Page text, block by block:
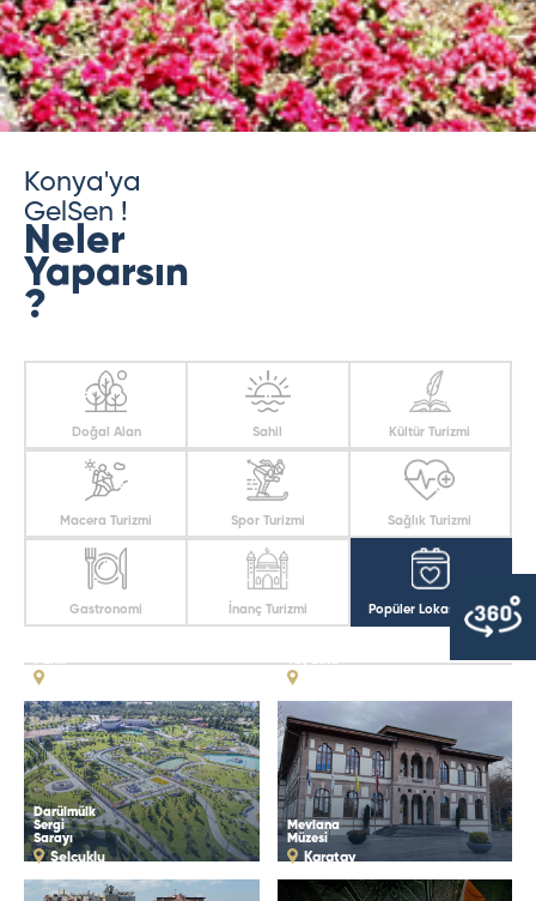
Konya'ya
GelSen !
Neler
Yaparsın
?
Doğal Alan Sahil Kültür Turizmi
Macera Turizmi Spor Turizmi Sağlık Turizmi
Gastronomi İnanç Turizmi
Popüler Lokasyonlar
Darülmülk
Sergi
Sarayı
Selçuklu
Mevlana
Müzesi
Karatay